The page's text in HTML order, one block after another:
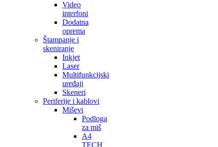
Video
interfoni
Dodatna
oprema
Štampanje i
skeniranje
Inkjet
Laser
Multifunkcijski
uređaji
Skeneri
Periferije i kablovi
Miševi
Podloga
za miš
A4
TECH